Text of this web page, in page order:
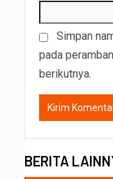
Simpan
pada
berikutnya.
BERITA